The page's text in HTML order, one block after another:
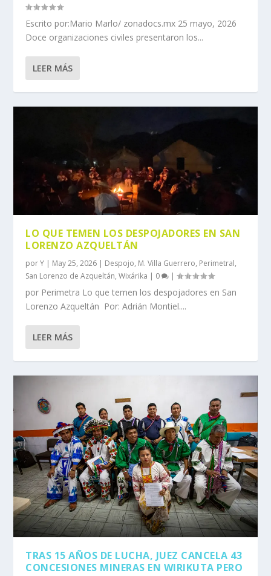
Escrito por:Mario Marlo/ zonadocs.mx 25 mayo, 2026
Doce organizaciones civiles presentaron los...
LEER MÁS
LO QUE TEMEN LOS DESPOJADORES EN SAN
LORENZO AZQUELTÁN
porY | May 25, 2026 | Despojo, M. Villa Guerrero, Perimetral,
San Lorenzo de Azqueltán,Wixárika | 0 |
por Perimetra Lo que temen los despojadores en San
Lorenzo Azqueltán Por: Adrián Montiel....
LEER MÁS
TRAS 15 AÑOS DE LUCHA, JUEZ CANCELA 43
CONCESIONES MINERAS EN WIRIKUTA PERO